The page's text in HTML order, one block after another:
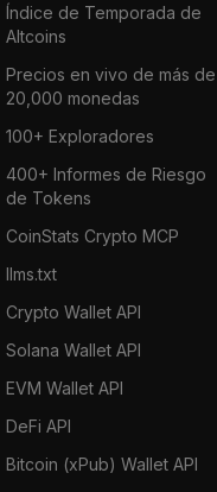
Índice de Temporada de
Altcoins
Precios en vivo de más de
20,000 monedas
100+ Exploradores
400+ Informes de Riesgo
de Tokens
CoinStats Crypto MCP
llms.txt
Crypto Wallet API
Solana Wallet API
EVM Wallet API
DeFi API
Bitcoin (xPub) Wallet API